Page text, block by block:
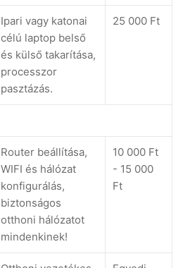
Ipari vagy katonai
célú laptop belső
és külső takarítása,
processzor
pasztázás.
25 000 Ft
Router beállítása,
WIFI és hálózat
konfigurálás,
biztonságos
otthoni hálózatot
mindenkinek!
10 000 Ft
- 15 000
Ft